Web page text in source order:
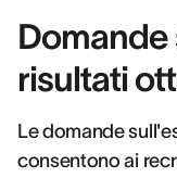
Domande
risultati
Le domande
consentono ai